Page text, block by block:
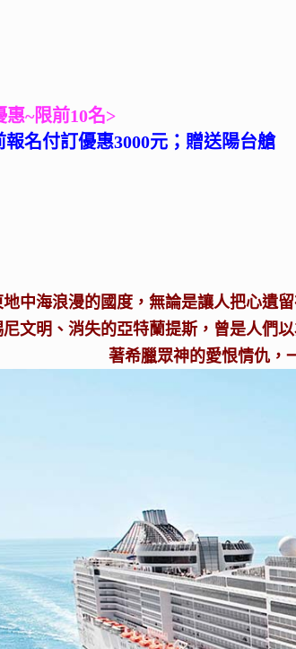
惠~限前10名>
報名付訂優惠3000元；贈送陽台艙
中海浪漫的國度，無論是讓人把心遺
尼文明、消失的亞特蘭提斯，曾是人們
著希臘眾神的愛恨情仇，